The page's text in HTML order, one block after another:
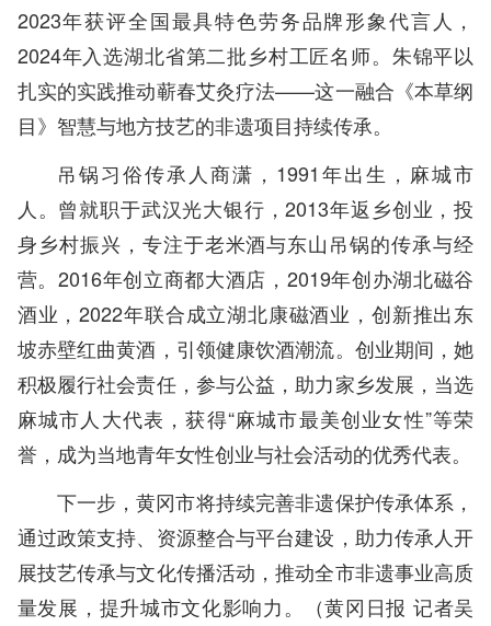
2023年获评全国最具特色劳务品牌形象代言人，
2024年入选湖北省第二批乡村工匠名师。朱锦平以
扎实的实践推动蕲春艾灸疗法——这一融合《本草纲
目》智慧与地方技艺的非遗项目持续传承。
吊锅习俗传承人商潇，1991年出生，麻城市
人。曾就职于武汉光大银行，2013年返乡创业，投
身乡村振兴，专注于老米酒与东山吊锅的传承与经
营。2016年创立商都大酒店，2019年创办湖北磁谷
酒业，2022年联合成立湖北康磁酒业，创新推出东
坡赤壁红曲黄酒，引领健康饮酒潮流。创业期间，她
积极履行社会责任，参与公益，助力家乡发展，当选
麻城市人大代表，获得“麻城市最美创业女性”等荣
誉，成为当地青年女性创业与社会活动的优秀代表。
下一步，黄冈市将持续完善非遗保护传承体系，
通过政策支持、资源整合与平台建设，助力传承人开
展技艺传承与文化传播活动，推动全市非遗事业高质
量发展，提升城市文化影响力。（黄冈日报 记者吴